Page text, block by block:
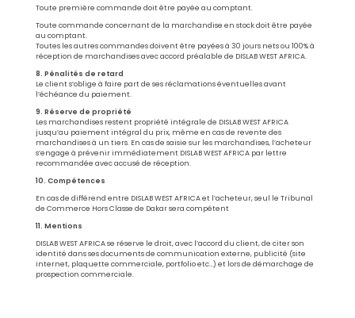
Toute première commande doit être payée au comptant.
Toute commande concernant de la marchandise en stock doit être payée
au comptant.
Toutes les autres commandes doivent être payées à 30 jours nets ou 100% à
réception de marchandises avec accord préalable de DISLAB WEST AFRICA.
8. Pénalités de retard
Le client s’oblige à faire part de ses réclamations éventuelles avant
l’échéance du paiement.
9. Réserve de propriété
Les marchandises restent propriété intégrale de DISLAB WEST AFRICA
jusqu’au paiement intégral du prix, même en cas de revente des
marchandises à un tiers. En cas de saisie sur les marchandises, l’acheteur
s’engage à prévenir immédiatement DISLAB WEST AFRICA par lettre
recommandée avec accusé de réception.
10. Compétences
En cas de différend entre DISLAB WEST AFRICA et l’acheteur, seul le Tribunal
de Commerce Hors Classe de Dakar sera compétent
11. Mentions
DISLAB WEST AFRICA se réserve le droit, avec l’accord du client, de citer son
identité dans ses documents de communication externe, publicité (site
internet, plaquette commerciale, portfolio etc…) et lors de démarchage de
prospection commerciale.